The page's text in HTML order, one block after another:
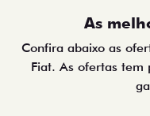
As
Confira abaixo as
Fiat. As ofertas tem